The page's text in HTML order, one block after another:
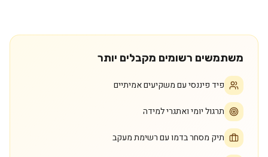
משתמשים רשומים מקבלים יותר
פיד פיננסי עם משקיעים אמיתיים
תרגול יומי ואתגרי למידה
תיק מסחר בדמו עם רשימת מעקב